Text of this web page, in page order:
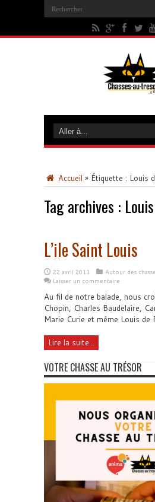
Accueil » Étiquette : Louis
Tag archives :
L’ile Saint Louis
22 avril 2011
Autour des
Laisser un commentaire
Au fil de notre balade, nous
Chopin, Charles Baudelaire,
Marie Curie et même Louis de
Lire la suite...
VOTRE CHASSE AU TRÉSOR